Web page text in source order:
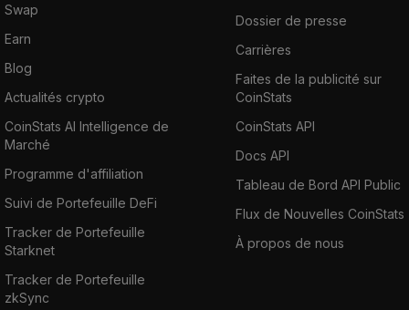
Swap
Earn
Blog
Actualités crypto
CoinStats AI Intelligence de
Marché
Programme d'affiliation
Suivi de Portefeuille DeFi
Tracker de Portefeuille
Starknet
Tracker de Portefeuille
zkSync
Dossier de presse
Carrières
Faites de la publicité sur
CoinStats
CoinStats API
Docs API
Tableau de Bord API Public
Flux de Nouvelles CoinStats
À propos de nous